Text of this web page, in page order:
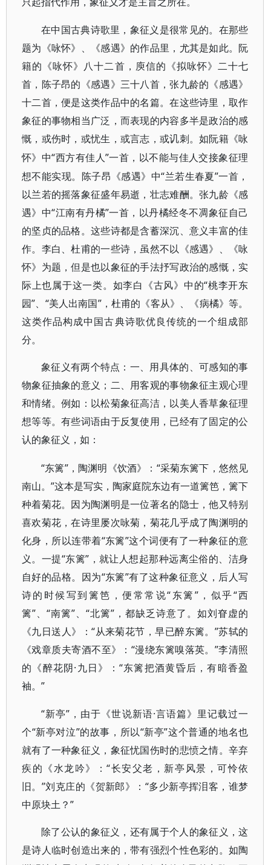
只起指代作用，象征义才是主旨之所在。
在中国古典诗歌里，象征义是很常见的。在那些
题为《咏怀》、《感遇》的作品里，尤其是如此。阮
籍的《咏怀》八十二首，庾信的《拟咏怀》二十七
首，陈子昂的《感遇》三十八首，张九龄的《感遇》
十二首，便是这类作品中的名篇。在这些诗里，取作
象征的事物相当广泛，而表现的内容多半是政治的感
慨，或伤时，或忧生，或言志，或讥刺。如阮籍《咏
怀》中“西方有佳人”一首，以不能与佳人交接象征理
想不能实现。陈子昂《感遇》中“兰若生春夏”一首，
以兰若的摇落象征盛年易逝，壮志难酬。张九龄《感
遇》中“江南有丹橘”一首，以丹橘经冬不凋象征自己
的坚贞的品格。这些诗都是含蓄深沉、意义丰富的佳
作。李白、杜甫的一些诗，虽然不以《感遇》、《咏
怀》为题，但是也以象征的手法抒写政治的感慨，实
际上也属于这一类。如李白《古风》中的“桃李开东
园”、“美人出南国”，杜甫的《客从》、《病橘》等。
这类作品构成中国古典诗歌优良传统的一个组成部
分。
象征义有两个特点：一、用具体的、可感知的事
物象征抽象的意义；二、用客观的事物象征主观心理
和情绪。例如：以松菊象征高洁，以美人香草象征理
想等等。有些词语由于反复使用，已经有了固定的公
认的象征义，如：
“东篱”，陶渊明《饮酒》：“采菊东篱下，悠然见
南山。”这本是写实，陶家庭院东边有一道篱笆，篱下
种着菊花。因为陶渊明是一位著名的隐士，他又特别
喜欢菊花，在诗里屡次咏菊，菊花几乎成了陶渊明的
化身，所以连带着“东篱”这个词便有了一种象征的意
义。一提“东篱”，就让人想起那种远离尘俗的、洁身
自好的品格。因为“东篱”有了这种象征意义，后人写
诗的时候写到篱笆，便常常说“东篱”，似乎“西
篱”、“南篱”、“北篱”，都缺乏诗意了。如刘眘虚的
《九日送人》：“从来菊花节，早已醉东篱。”苏轼的
《戏章质夫寄酒不至》：“漫绕东篱嗅落英。”李清照
的《醉花阴·九日》：“东篱把酒黄昏后，有暗香盈
袖。”
“新亭”，由于《世说新语·言语篇》里记载过一
个“新亭对泣”的故事，所以“新亭”这个普通的地名也
就有了一种象征义，象征忧国伤时的悲愤之情。辛弃
疾的《水龙吟》：“长安父老，新亭风景，可怜依
旧。”刘克庄的《贺新郎》：“多少新亭挥泪客，谁梦
中原块土？”
除了公认的象征义，还有属于个人的象征义，这
是诗人临时创造出来的，带有强烈个性色彩的。如陶